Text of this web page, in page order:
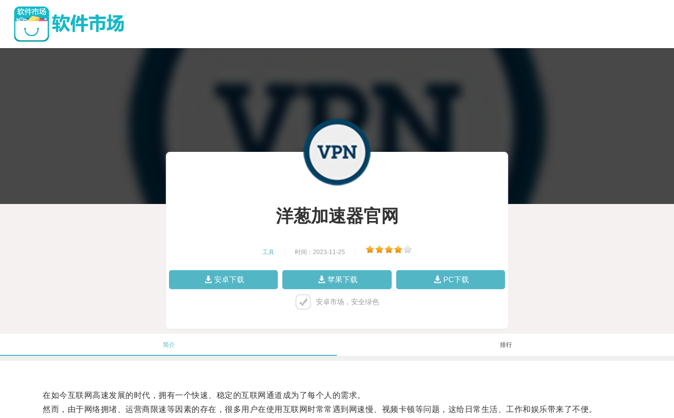
洋葱加速器官网
工具 时间：2023-11-25
安卓下载 苹果下载 PC下载
安卓市场，安全绿色
简介 排行
在如今互联网高速发展的时代，拥有一个快速、稳定的互联网通道成为了每个人的需求。
然而，由于网络拥堵、运营商限速等因素的存在，很多用户在使用互联网时常常遇到网速慢、视频卡顿等问题，这给日常生活、工作和娱乐带来了不便。